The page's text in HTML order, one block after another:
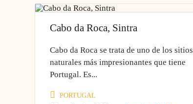
Cabo da Roca, Sintra
Cabo da Roca se trata de uno de los sitios
naturales más impresionantes que tiene
Portugal. Es...
PORTUGAL